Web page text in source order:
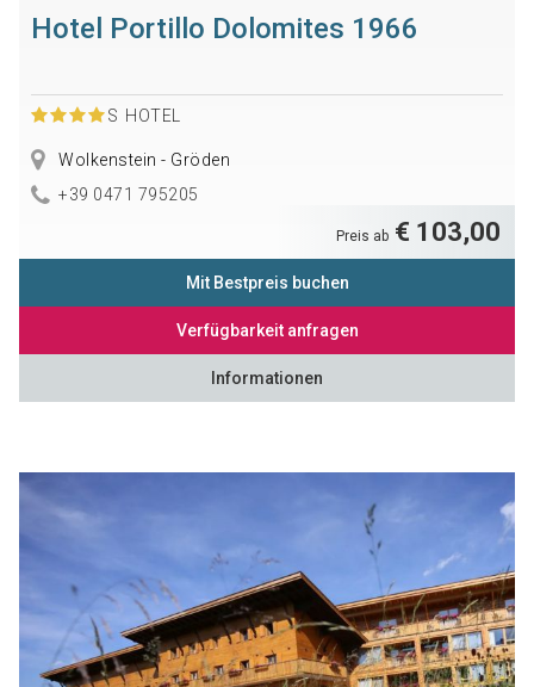
Hotel Portillo Dolomites 1966
S HOTEL
Wolkenstein - Gröden
+39 0471 795205
Preis ab € 103,00
Mit Bestpreis buchen
Verfügbarkeit anfragen
Informationen